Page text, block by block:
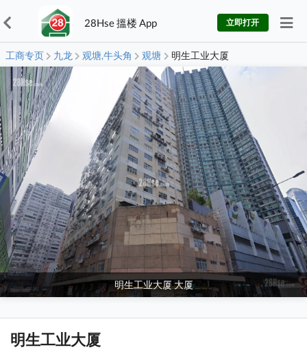
28Hse 搵楼 App 立即打开
工商专页 九龙 观塘,牛头角 观塘 明生工业大厦
明生工业大厦 大厦
明生工业大厦